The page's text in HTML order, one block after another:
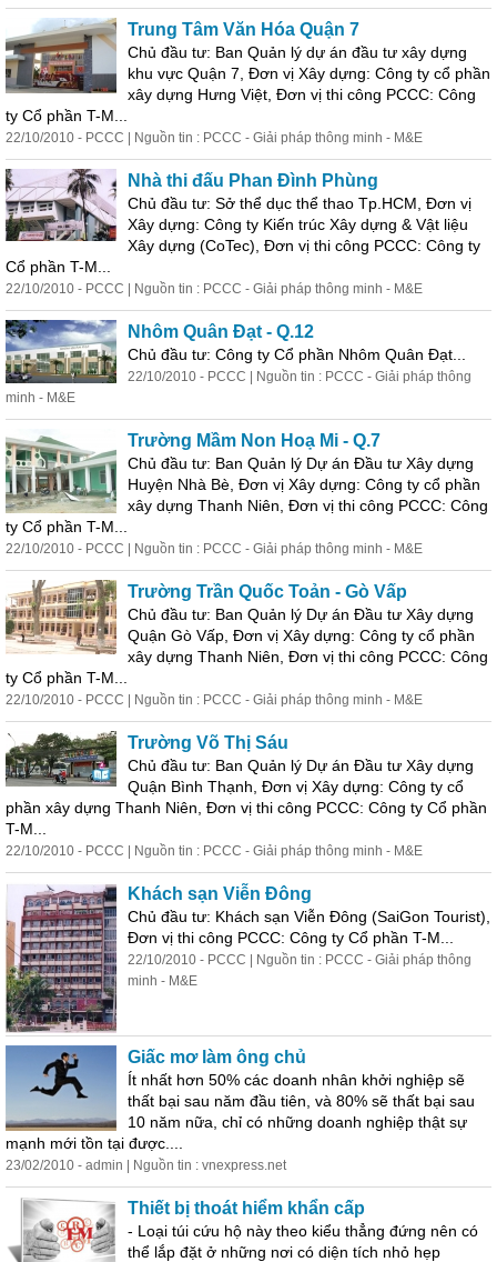
Trung Tâm Văn Hóa Quận 7
Chủ đầu tư: Ban Quản lý dự án đầu tư xây dựng
khu vực Quận 7, Đơn vị Xây dựng: Công ty cổ phần
xây dựng Hưng Việt, Đơn vị thi công PCCC: Công
ty Cổ phần T-M...
22/10/2010 - PCCC | Nguồn tin : PCCC - Giải pháp thông minh - M&E
Nhà thi đấu Phan Đình Phùng
Chủ đầu tư: Sở thể dục thể thao Tp.HCM, Đơn vị
Xây dựng: Công ty Kiến trúc Xây dựng & Vật liệu
Xây dựng (CoTec), Đơn vị thi công PCCC: Công ty
Cổ phần T-M...
22/10/2010 - PCCC | Nguồn tin : PCCC - Giải pháp thông minh - M&E
Nhôm Quân Đạt - Q.12
Chủ đầu tư: Công ty Cổ phần Nhôm Quân Đạt...
22/10/2010 - PCCC | Nguồn tin : PCCC - Giải pháp thông
minh - M&E
Trường Mầm Non Hoạ Mi - Q.7
Chủ đầu tư: Ban Quản lý Dự án Đầu tư Xây dựng
Huyện Nhà Bè, Đơn vị Xây dựng: Công ty cổ phần
xây dựng Thanh Niên, Đơn vị thi công PCCC: Công
ty Cổ phần T-M...
22/10/2010 - PCCC | Nguồn tin : PCCC - Giải pháp thông minh - M&E
Trường Trần Quốc Toản - Gò Vấp
Chủ đầu tư: Ban Quản lý Dự án Đầu tư Xây dựng
Quận Gò Vấp, Đơn vị Xây dựng: Công ty cổ phần
xây dựng Thanh Niên, Đơn vị thi công PCCC: Công
ty Cổ phần T-M...
22/10/2010 - PCCC | Nguồn tin : PCCC - Giải pháp thông minh - M&E
Trường Võ Thị Sáu
Chủ đầu tư: Ban Quản lý Dự án Đầu tư Xây dựng
Quận Bình Thạnh, Đơn vị Xây dựng: Công ty cổ
phần xây dựng Thanh Niên, Đơn vị thi công PCCC: Công ty Cổ phần
T-M...
22/10/2010 - PCCC | Nguồn tin : PCCC - Giải pháp thông minh - M&E
Khách sạn Viễn Đông
Chủ đầu tư: Khách sạn Viễn Đông (SaiGon Tourist),
Đơn vị thi công PCCC: Công ty Cổ phần T-M...
22/10/2010 - PCCC | Nguồn tin : PCCC - Giải pháp thông
minh - M&E
Giấc mơ làm ông chủ
Ít nhất hơn 50% các doanh nhân khởi nghiệp sẽ
thất bại sau năm đầu tiên, và 80% sẽ thất bại sau
10 năm nữa, chỉ có những doanh nghiệp thật sự
mạnh mới tồn tại được....
23/02/2010 - admin | Nguồn tin : vnexpress.net
Thiết bị thoát hiểm khẩn cấp
- Loại túi cứu hộ này theo kiểu thẳng đứng nên có
thể lắp đặt ở những nơi có diện tích nhỏ hẹp